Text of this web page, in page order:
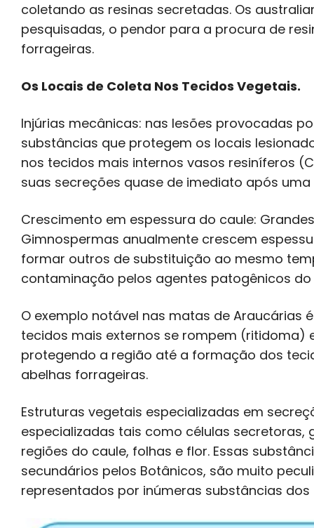
coletando as resinas secretadas. Os
pesquisadas, o pendor para a procura de
forrageiras.
Os Locais de Coleta Nos Tecidos Vegetais.
Injúrias mecânicas: nas lesões provocadas
substâncias que protegem os locais
nos tecidos mais internos vasos resiníferos
suas secreções quase de imediato após uma
Crescimento em espessura do caule:
Gimnospermas anualmente crescem
formar outros de substituição ao mesmo
contaminação pelos agentes patogênicos
O exemplo notável nas matas de Araucárias
tecidos mais externos se rompem (ritidoma)
protegendo a região até a formação dos
abelhas forrageiras.
Estruturas vegetais especializadas em
especializadas tais como células
regiões do caule, folhas e flor. Essas
secundários pelos Botânicos, são muito
representados por inúmeras substâncias